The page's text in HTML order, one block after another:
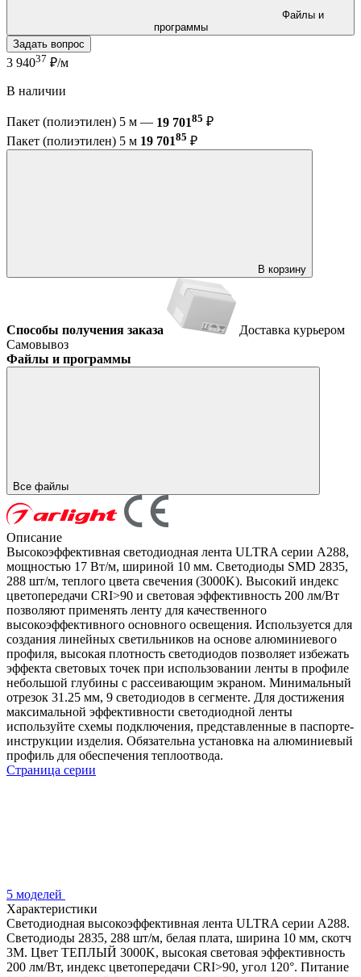
программы
Задать вопрос
3 94037 ₽/м
В наличии
Пакет (полиэтилен) 5 м — 19 70185 ₽
Пакет (полиэтилен) 5 м 19 70185 ₽
В корзину
Способы получения заказа
Доставка курьером
Самовывоз
Файлы и программы
Все файлы
Описание
Высокоэффективная светодиодная лента ULTRA серии A288,
мощностью 17 Вт/м, шириной 10 мм. Светодиоды SMD 2835,
288 шт/м, теплого цвета свечения (3000K). Высокий индекс
цветопередачи CRI>90 и световая эффективность 200 лм/Вт
позволяют применять ленту для качественного
высокоэффективного основного освещения. Используется для
создания линейных светильников на основе алюминиевого
профиля, высокая плотность светодиодов позволяет избежать
эффекта световых точек при использовании ленты в профиле
небольшой глубины с рассеивающим экраном. Минимальный
отрезок 31.25 мм, 9 светодиодов в сегменте. Для достижения
максимальной эффективности светодиодной ленты
используйте схемы подключения, представленные в паспорте-
инструкции изделия. Обязательна установка на алюминиевый
профиль для обеспечения теплоотвода.
Страница серии
5 моделей
Характеристики
Светодиодная высокоэффективная лента ULTRA серии A288.
Светодиоды 2835, 288 шт/м, белая плата, ширина 10 мм, скотч
3M. Цвет ТЕПЛЫЙ 3000K, высокая световая эффективность
200 лм/Вт, индекс цветопередачи CRI>90, угол 120°. Питание